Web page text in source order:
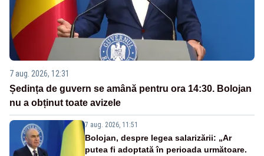
7 aug. 2026, 12:31
Ședința de guvern se amână pentru ora 14:30. Bolojan
nu a obținut toate avizele
7 aug. 2026, 11:51
Bolojan, despre legea salarizării: „Ar
putea fi adoptată în perioada următoare.